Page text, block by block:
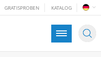
GRATISPROBEN KATALOG